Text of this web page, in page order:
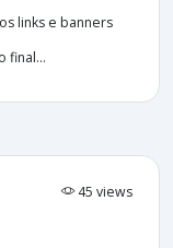
links e banners
final...
45 views